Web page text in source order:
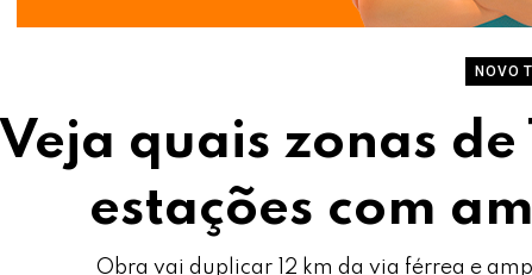
NOVO
Veja quais zonas
estações com
Obra vai duplicar 12 km da via férrea e